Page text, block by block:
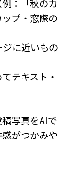
：「秋のカ
プ・窓際の
に近いもの
テキスト・
写真をAIで
がつかみや